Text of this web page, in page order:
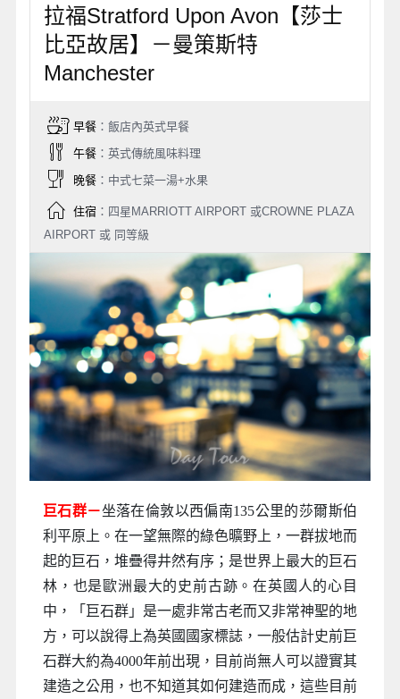
拉福Stratford Upon Avon【莎士
比亞故居】－曼策斯特
Manchester
早餐：飯店內英式早餐
午餐：英式傳統風味料理
晚餐：中式七菜一湯+水果
住宿：四星MARRIOTT AIRPORT 或CROWNE PLAZA
AIRPORT 或 同等級
巨石群－坐落在倫敦以西偏南135公里的莎爾斯伯
利平原上。在一望無際的綠色曠野上，一群拔地而
起的巨石，堆疊得井然有序；是世界上最大的巨石
林，也是歐洲最大的史前古跡。在英國人的心目
中，「巨石群」是一處非常古老而又非常神聖的地
方，可以說得上為英國國家標誌，一般估計史前巨
石群大約為4000年前出現，目前尚無人可以證實其
建造之公用，也不知道其如何建造而成，這些目前